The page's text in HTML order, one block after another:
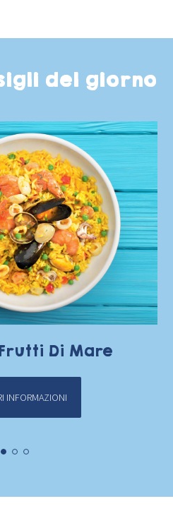
del giorno
Di Mare
INFORMAZIONI